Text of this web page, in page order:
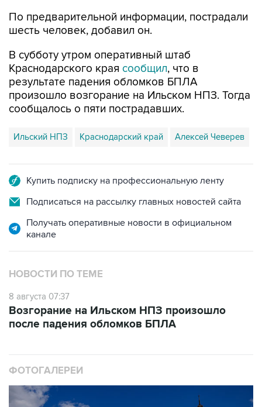
По предварительной информации, пострадали
шесть человек, добавил он.
В субботу утром оперативный штаб
Краснодарского края сообщил, что в
результате падения обломков БПЛА
произошло возгорание на Ильском НПЗ. Тогда
сообщалось о пяти пострадавших.
Ильский НПЗ Краснодарский край Алексей Чеверев
Купить подписку на профессиональную ленту
Подписаться на рассылку главных новостей сайта
Получать оперативные новости в официальном
канале
НОВОСТИ ПО ТЕМЕ
8 августа 07:37
Возгорание на Ильском НПЗ произошло
после падения обломков БПЛА
ФОТОГАЛЕРЕИ